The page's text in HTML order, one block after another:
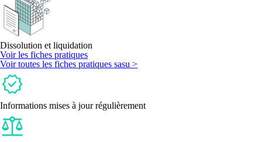
Dissolution et liquidation
Voir les fiches pratiques
Voir toutes les fiches pratiques sasu >
Informations mises à jour régulièrement